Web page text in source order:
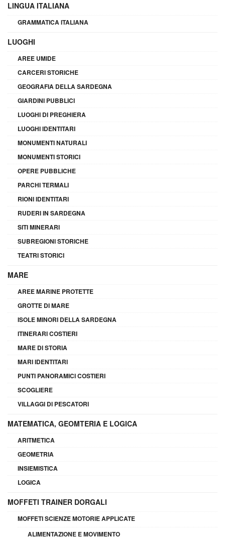
LINGUA ITALIANA
GRAMMATICA ITALIANA
LUOGHI
AREE UMIDE
CARCERI STORICHE
GEOGRAFIA DELLA SARDEGNA
GIARDINI PUBBLICI
LUOGHI DI PREGHIERA
LUOGHI IDENTITARI
MONUMENTI NATURALI
MONUMENTI STORICI
OPERE PUBBLICHE
PARCHI TERMALI
RIONI IDENTITARI
RUDERI IN SARDEGNA
SITI MINERARI
SUBREGIONI STORICHE
TEATRI STORICI
MARE
AREE MARINE PROTETTE
GROTTE DI MARE
ISOLE MINORI DELLA SARDEGNA
ITINERARI COSTIERI
MARE DI STORIA
MARI IDENTITARI
PUNTI PANORAMICI COSTIERI
SCOGLIERE
VILLAGGI DI PESCATORI
MATEMATICA, GEOMTERIA E LOGICA
ARITMETICA
GEOMETRIA
INSIEMISTICA
LOGICA
MOFFETI TRAINER DORGALI
MOFFETI SCIENZE MOTORIE APPLICATE
ALIMENTAZIONE E MOVIMENTO